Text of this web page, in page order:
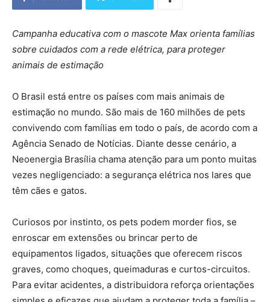
Campanha educativa com o mascote Max orienta famílias
sobre cuidados com a rede elétrica, para proteger
animais de estimação
O Brasil está entre os países com mais animais de
estimação no mundo. São mais de 160 milhões de pets
convivendo com famílias em todo o país, de acordo com a
Agência Senado de Notícias. Diante desse cenário, a
Neoenergia Brasília chama atenção para um ponto muitas
vezes negligenciado: a segurança elétrica nos lares que
têm cães e gatos.
Curiosos por instinto, os pets podem morder fios, se
enroscar em extensões ou brincar perto de
equipamentos ligados, situações que oferecem riscos
graves, como choques, queimaduras e curtos-circuitos.
Para evitar acidentes, a distribuidora reforça orientações